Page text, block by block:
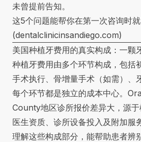
未曾提前告知。
这5个问题能帮你在第一次咨询时就
(dentalclinicinsandiego.com)
美国种植牙费用的真实构成：一颗
种植牙费用由多个环节构成，包括
手术执行、骨增量手术（如需）、
每个环节都是独立的成本中心。
County地区诊所报价差异大，源于
医生资质、诊所设备投入及附加服
理解这些构成部分，能帮助患者辨